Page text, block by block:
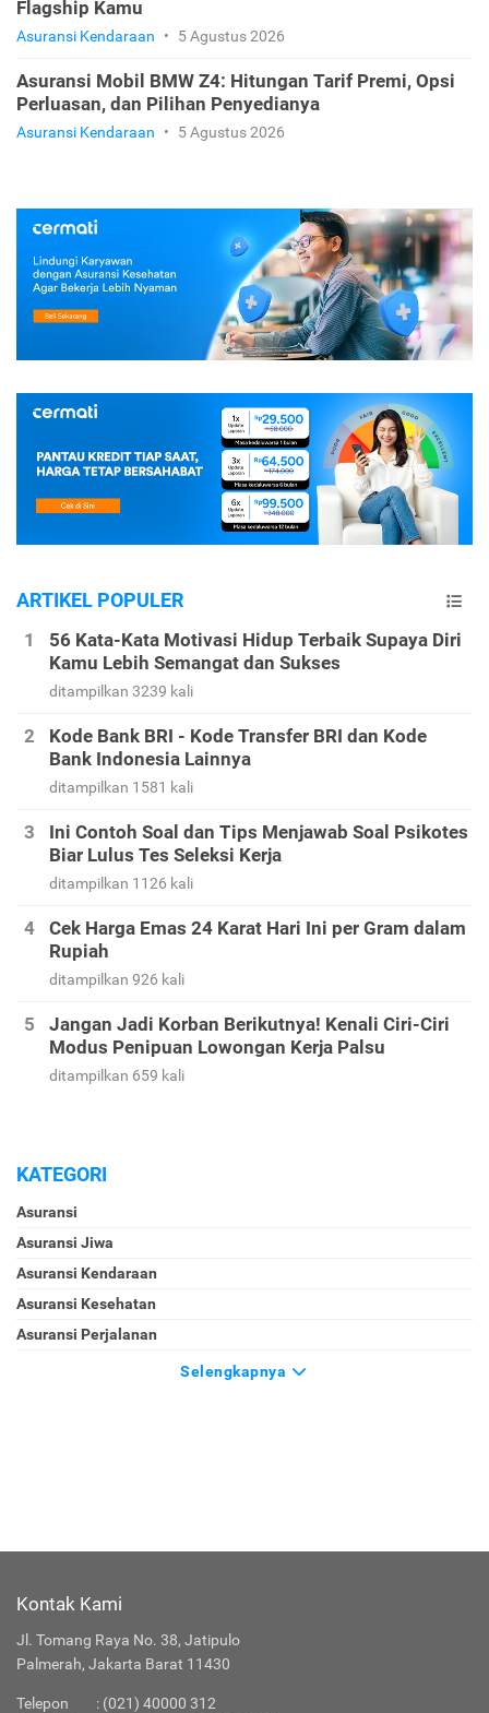
Flagship Kamu
Asuransi Kendaraan • 5 Agustus 2026
Asuransi Mobil BMW Z4: Hitungan Tarif Premi, Opsi
Perluasan, dan Pilihan Penyedianya
Asuransi Kendaraan • 5 Agustus 2026
ARTIKEL POPULER
56 Kata-Kata Motivasi Hidup Terbaik Supaya Diri
Kamu Lebih Semangat dan Sukses
ditampilkan 3239 kali
Kode Bank BRI - Kode Transfer BRI dan Kode
Bank Indonesia Lainnya
ditampilkan 1581 kali
Ini Contoh Soal dan Tips Menjawab Soal Psikotes
Biar Lulus Tes Seleksi Kerja
ditampilkan 1126 kali
Cek Harga Emas 24 Karat Hari Ini per Gram dalam
Rupiah
ditampilkan 926 kali
Jangan Jadi Korban Berikutnya! Kenali Ciri-Ciri
Modus Penipuan Lowongan Kerja Palsu
ditampilkan 659 kali
KATEGORI
Asuransi
Asuransi Jiwa
Asuransi Kendaraan
Asuransi Kesehatan
Asuransi Perjalanan
Selengkapnya
Kontak Kami
Jl. Tomang Raya No. 38, Jatipulo
Palmerah, Jakarta Barat 11430
Telepon : (021) 40000 312